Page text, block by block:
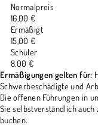
Normalpreis
16,00 €
Ermäßigt
15,00 €
Schüler
8,00 €
Ermäßigungen gelten für:
Schwerbeschädigte und
Die offenen Führungen in
Sie selbstverständlich
buchen.